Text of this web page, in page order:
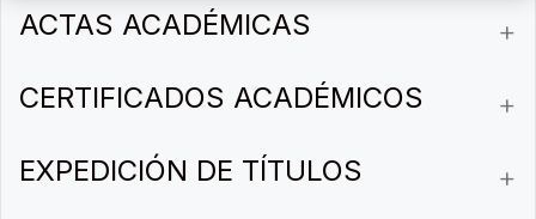
ACTAS ACADÉMICAS
CERTIFICADOS ACADÉMICOS
EXPEDICIÓN DE TÍTULOS